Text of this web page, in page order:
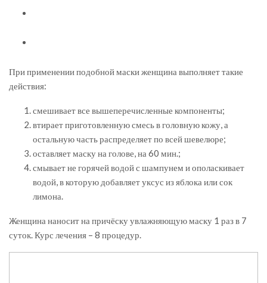
При применении подобной маски женщина выполняет такие
действия:
смешивает все вышеперечисленные компоненты;
втирает приготовленную смесь в головную кожу, а
остальную часть распределяет по всей шевелюре;
оставляет маску на голове, на 60 мин.;
смывает не горячей водой с шампунем и ополаскивает
водой, в которую добавляет уксус из яблока или сок
лимона.
Женщина наносит на причёску увлажняющую маску 1 раз в 7
суток. Курс лечения – 8 процедур.